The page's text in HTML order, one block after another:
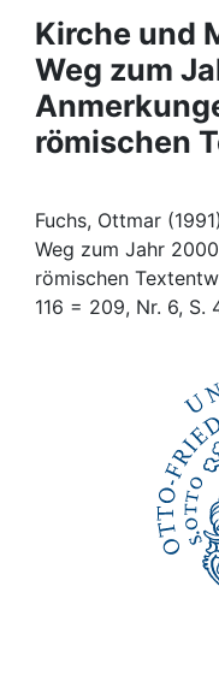
Projects
People
Institutions
Awards
My FIS
Kirche und
Weg zum
römischen
Fuchs, Ottmar
Weg zum Jahr
römischen
116 = 209, Nr. 6, S.